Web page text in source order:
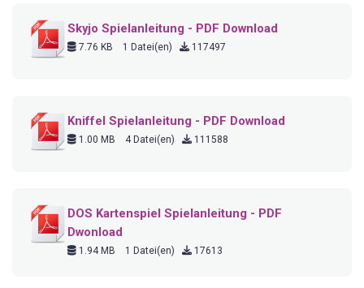
Skyjo Spielanleitung - PDF Download
7.76 KB 1 Datei(en) 117497
Kniffel Spielanleitung - PDF Download
1.00 MB 4 Datei(en) 111588
DOS Kartenspiel Spielanleitung - PDF
Dwonload
1.94 MB 1 Datei(en) 17613